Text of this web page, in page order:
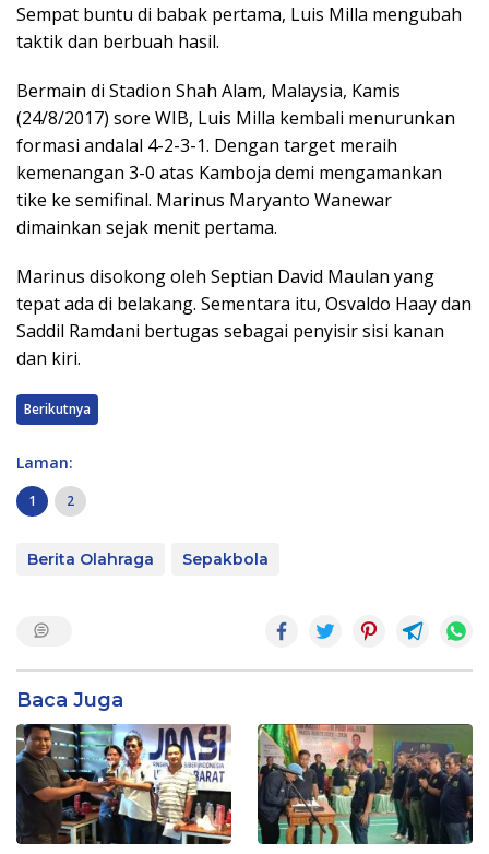
Sempat buntu di babak pertama, Luis Milla mengubah
taktik dan berbuah hasil.
Bermain di Stadion Shah Alam, Malaysia, Kamis
(24/8/2017) sore WIB, Luis Milla kembali menurunkan
formasi andalal 4-2-3-1. Dengan target meraih
kemenangan 3-0 atas Kamboja demi mengamankan
tike ke semifinal. Marinus Maryanto Wanewar
dimainkan sejak menit pertama.
Marinus disokong oleh Septian David Maulan yang
tepat ada di belakang. Sementara itu, Osvaldo Haay dan
Saddil Ramdani bertugas sebagai penyisir sisi kanan
dan kiri.
Berikutnya
Laman:
1 2
Berita Olahraga Sepakbola
Baca Juga